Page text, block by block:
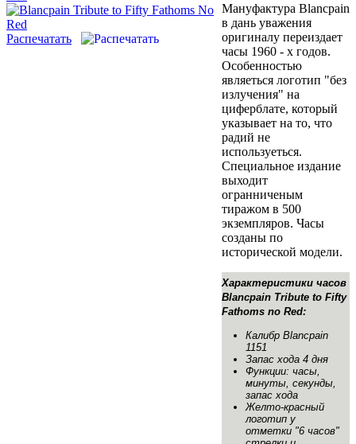
Распечатать
Мануфактура Blancpain
в дань уважения
оригиналу переиздает
часы 1960 - х годов.
Особенностью
являеться логотип "без
излучения" на
циферблате, который
указывает на то, что
радий не
используеться.
Специальное издание
выходит
огранниченым
тиражом в 500
экземпляров. Часы
созданы по
исторической модели.
Характеристики часов
Blancpain Tribute to Fifty
Fathoms no Red:
Калибр Blancpain
1151
Запас хода 4 дня
Функции: часы,
минуты, секунды,
запас хода
Желто-красный
логотип у
отметки "6 часов"